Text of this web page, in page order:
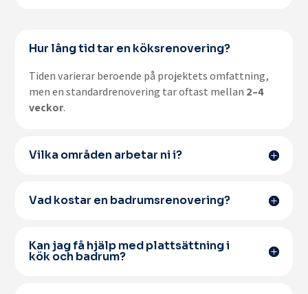
Hur lång tid tar en köksrenovering?
Tiden varierar beroende på projektets omfattning,
men en standardrenovering tar oftast mellan 2–4
veckor.
Vilka områden arbetar ni i?
Vad kostar en badrumsrenovering?
Kan jag få hjälp med plattsättning i
kök och badrum?